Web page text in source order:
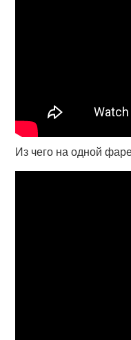
Из чего на одной